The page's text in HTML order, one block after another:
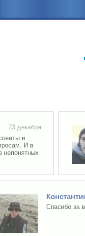
декабря
и
И в
Константин
Спасибо за